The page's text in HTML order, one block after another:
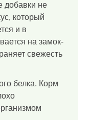
добавки не
который
и в
на замок-
свежесть
белка. Корм